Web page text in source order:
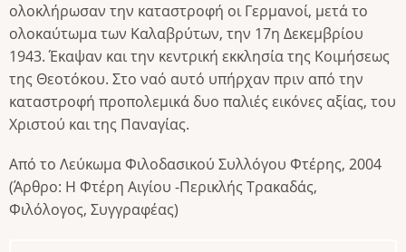
ολοκλήρωσαν την καταστροφή οι Γερμανοί, μετά το
ολοκαύτωμα των Καλαβρύτων, την 17η Δεκεμβρίου
1943. Έκαψαν και την κεντρική εκκλησία της Κοιμήσεως
της Θεοτόκου. Στο ναό αυτό υπήρχαν πριν από την
καταστροφή προπολεμικά δυο παλιές εικόνες αξίας, του
Χριστού και της Παναγίας.
Από το Λεύκωμα Φιλοδασικού Συλλόγου Φτέρης, 2004
(Άρθρο: Η Φτέρη Αιγίου -Περικλής Τρακαδάς,
Φιλόλογος, Συγγραφέας)